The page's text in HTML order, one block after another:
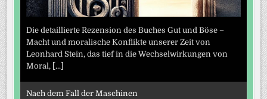
Die detaillierte Rezension des Buches Gut und Böse –
Macht und moralische Konflikte unserer Zeit von
Leonhard Stein, das tief in die Wechselwirkungen von
Moral,
[...]
Nach dem Fall der Maschinen